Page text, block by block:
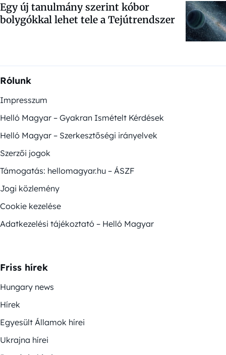
Egy új tanulmány szerint kóbor
bolygókkal lehet tele a Tejútrendszer
Rólunk
Impresszum
Helló Magyar – Gyakran Ismételt Kérdések
Helló Magyar – Szerkesztőségi irányelvek
Szerzői jogok
Támogatás: hellomagyar.hu – ÁSZF
Jogi közlemény
Cookie kezelése
Adatkezelési tájékoztató – Helló Magyar
Friss hírek
Hungary news
Hírek
Egyesült Államok hírei
Ukrajna hírei